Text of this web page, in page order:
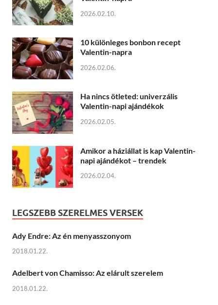
2026.02.10.
10 különleges bonbon recept
Valentin-napra
2026.02.06.
Ha nincs ötleted: univerzális
Valentin-napi ajándékok
2026.02.05.
Amikor a háziállat is kap Valentin-
napi ajándékot – trendek
2026.02.04.
LEGSZEBB SZERELMES VERSEK
Ady Endre: Az én menyasszonyom
2018.01.22.
Adelbert von Chamisso: Az elárult szerelem
2018.01.22.